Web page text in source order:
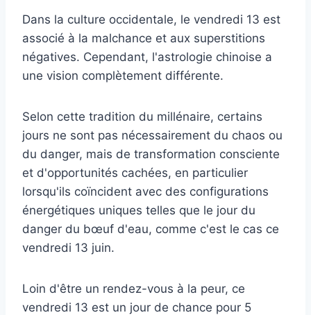
Dans la culture occidentale, le vendredi 13 est
associé à la malchance et aux superstitions
négatives. Cependant, l'astrologie chinoise a
une vision complètement différente.
Selon cette tradition du millénaire, certains
jours ne sont pas nécessairement du chaos ou
du danger, mais de transformation consciente
et d'opportunités cachées, en particulier
lorsqu'ils coïncident avec des configurations
énergétiques uniques telles que le jour du
danger du bœuf d'eau, comme c'est le cas ce
vendredi 13 juin.
Loin d'être un rendez-vous à la peur, ce
vendredi 13 est un jour de chance pour 5